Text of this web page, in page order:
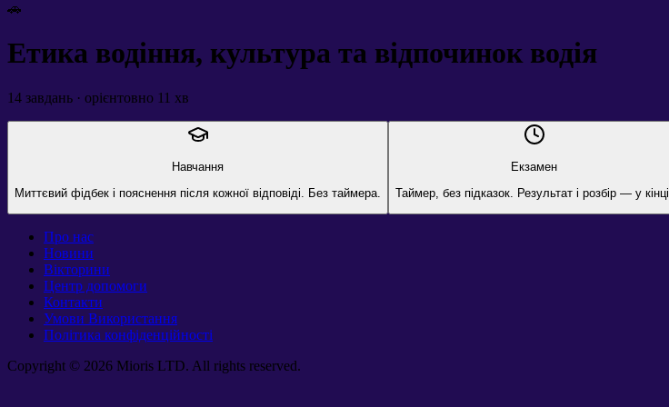
🚗
Етика водіння, культура та відпочинок водія
14 завдань · орієнтовно 11 хв
Навчання
Миттєвий фідбек і пояснення після кожної відповіді. Без таймера.
Екзамен
Таймер, без підказок. Результат і розбір — у кінці.
Про нас
Новини
Вікторини
Центр допомоги
Контакти
Умови Використання
Політика конфіденційності
Copyright © 2026 Mioris LTD. All rights reserved.